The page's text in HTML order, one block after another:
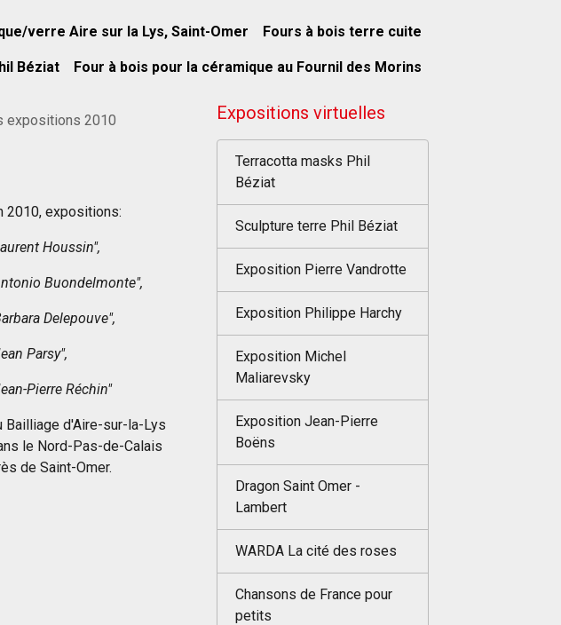
verre Aire sur la Lys, Saint-Omer Fours à bois terre cuite
Béziat Four à bois pour la céramique au Fournil des Morins
expositions 2010
2010, expositions:
Houssin",
Buondelmonte",
Delepouve",
Parsy",
Pierre Réchin"
Bailliage d'Aire-sur-la-Lys
le Nord-Pas-de-Calais
de Saint-Omer.
Expositions virtuelles
Terracotta masks Phil
Béziat
Sculpture terre Phil Béziat
Exposition Pierre Vandrotte
Exposition Philippe Harchy
Exposition Michel
Maliarevsky
Exposition Jean-Pierre
Boëns
Dragon Saint Omer -
Lambert
WARDA La cité des roses
Chansons de France pour
petits